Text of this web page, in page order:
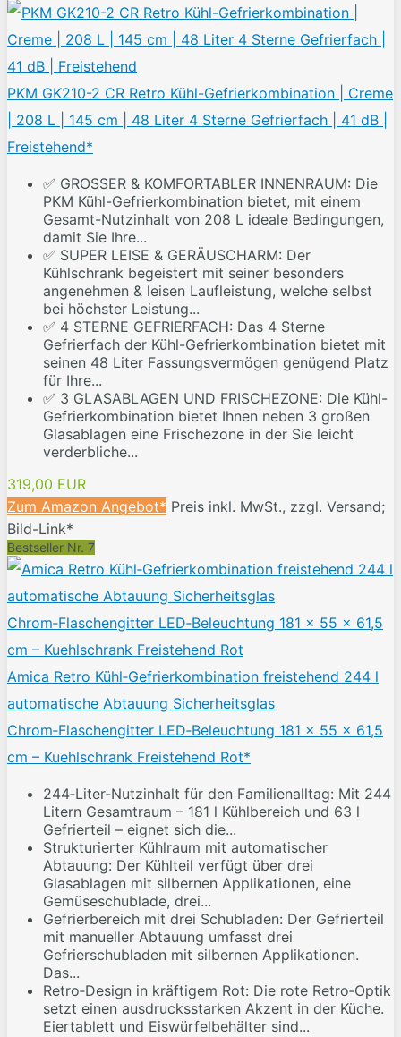
PKM GK210-2 CR Retro Kühl-Gefrierkombination | Creme
| 208 L | 145 cm | 48 Liter 4 Sterne Gefrierfach | 41 dB |
Freistehend*
✅ GROSSER & KOMFORTABLER INNENRAUM: Die
PKM Kühl-Gefrierkombination bietet, mit einem
Gesamt-Nutzinhalt von 208 L ideale Bedingungen,
damit Sie Ihre...
✅ SUPER LEISE & GERÄUSCHARM: Der
Kühlschrank begeistert mit seiner besonders
angenehmen & leisen Laufleistung, welche selbst
bei höchster Leistung...
✅ 4 STERNE GEFRIERFACH: Das 4 Sterne
Gefrierfach der Kühl-Gefrierkombination bietet mit
seinen 48 Liter Fassungsvermögen genügend Platz
für Ihre...
✅ 3 GLASABLAGEN UND FRISCHEZONE: Die Kühl-
Gefrierkombination bietet Ihnen neben 3 großen
Glasablagen eine Frischezone in der Sie leicht
verderbliche...
319,00 EUR
Zum Amazon Angebot* Preis inkl. MwSt., zzgl. Versand;
Bild-Link*
Bestseller Nr. 7
Amica Retro Kühl‑Gefrierkombination freistehend 244 l
automatische Abtauung Sicherheitsglas
Chrom‑Flaschengitter LED‑Beleuchtung 181 x 55 x 61,5
cm – Kuehlschrank Freistehend Rot*
244‑Liter‑Nutzinhalt für den Familienalltag: Mit 244
Litern Gesamtraum – 181 l Kühlbereich und 63 l
Gefrierteil – eignet sich die...
Strukturierter Kühlraum mit automatischer
Abtauung: Der Kühlteil verfügt über drei
Glasablagen mit silbernen Applikationen, eine
Gemüseschublade, drei...
Gefrierbereich mit drei Schubladen: Der Gefrierteil
mit manueller Abtauung umfasst drei
Gefrierschubladen mit silbernen Applikationen.
Das...
Retro‑Design in kräftigem Rot: Die rote Retro‑Optik
setzt einen ausdrucksstarken Akzent in der Küche.
Eiertablett und Eiswürfelbehälter sind...